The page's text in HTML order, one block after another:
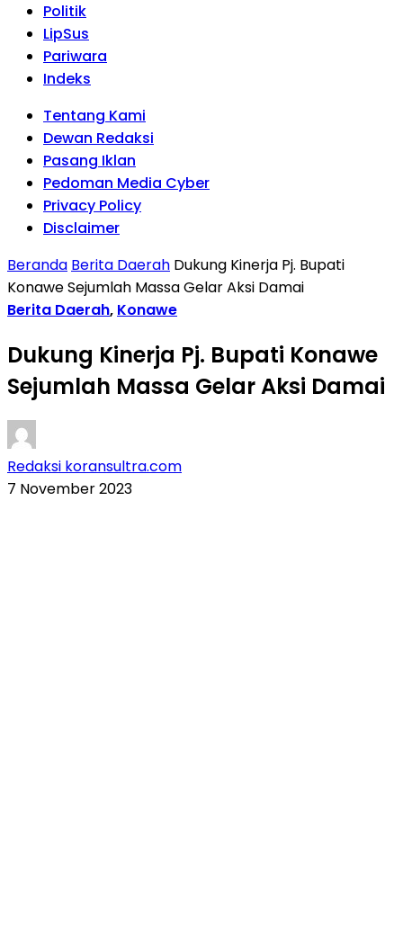
Politik
LipSus
Pariwara
Indeks
Tentang Kami
Dewan Redaksi
Pasang Iklan
Pedoman Media Cyber
Privacy Policy
Disclaimer
Beranda Berita Daerah Dukung Kinerja Pj. Bupati
Konawe Sejumlah Massa Gelar Aksi Damai
Berita Daerah, Konawe
Dukung Kinerja Pj. Bupati Konawe
Sejumlah Massa Gelar Aksi Damai
Redaksi koransultra.com
7 November 2023